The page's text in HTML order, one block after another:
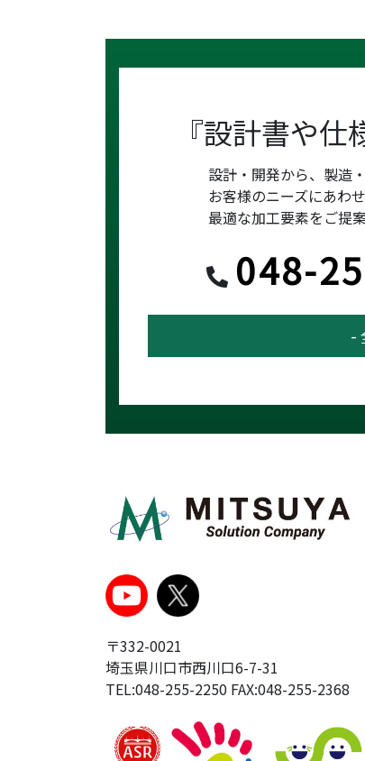
『設計書や仕
設計・開発から、製造
お客様のニーズにあわ
最適な加工要素をご提
048-
-
〒332-0021
埼玉県川口市西川口6-7-31
TEL:048-255-2250 FAX:048-255-2368